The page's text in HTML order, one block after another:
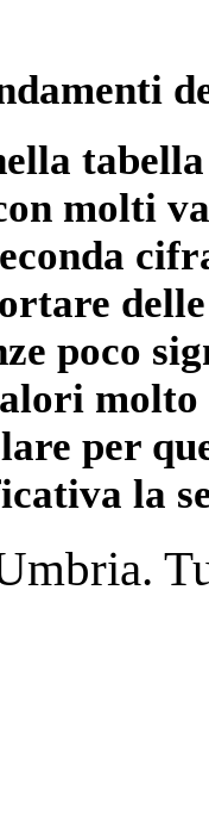
molti
poco
per
la